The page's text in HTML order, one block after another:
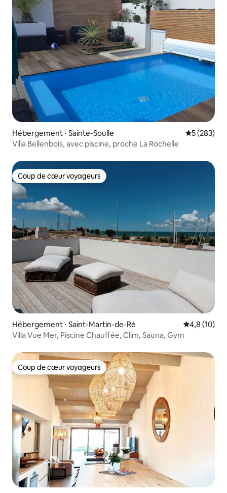
Hébergement ⋅ Sainte-Soulle Évaluation
5 (283)
Villa Bellenbois, avec piscine, proche La Rochelle
Coup de cœur voyageurs
Coup de cœur voyageurs
Hébergement ⋅ Saint-Martin-de-Ré Évaluation
4,8 (10)
Villa Vue Mer, Piscine Chauffée, Clim, Sauna, Gym
Coup de cœur voyageurs
Coup de cœur voyageurs